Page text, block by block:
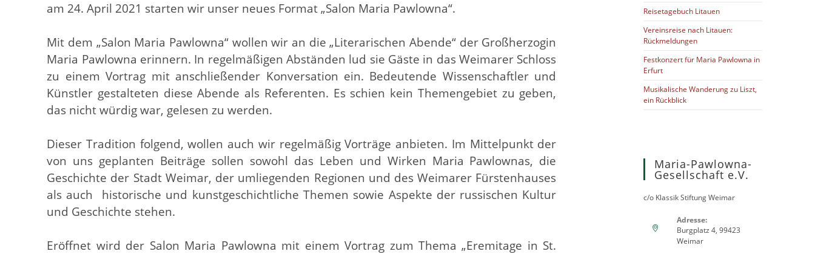
am 24. April 2021 starten wir unser neues Format „Salon Maria Pawlowna“.
Mit dem „Salon Maria Pawlowna“ wollen wir an die „Literarischen Abende“ der Großherzogin
Maria Pawlowna erinnern. In regelmäßigen Abständen lud sie Gäste in das Weimarer Schloss
zu einem Vortrag mit anschließender Konversation ein. Bedeutende Wissenschaftler und
Künstler gestalteten diese Abende als Referenten. Es schien kein Themengebiet zu geben,
das nicht würdig war, gelesen zu werden.
Dieser Tradition folgend, wollen auch wir regelmäßig Vorträge anbieten. Im Mittelpunkt der
von uns geplanten Beiträge sollen sowohl das Leben und Wirken Maria Pawlownas, die
Geschichte der Stadt Weimar, der umliegenden Regionen und des Weimarer Fürstenhauses
als auch historische und kunstgeschichtliche Themen sowie Aspekte der russischen Kultur
und Geschichte stehen.
Eröffnet wird der Salon Maria Pawlowna mit einem Vortrag zum Thema „Eremitage in St.
Reisetagebuch Litauen
Vereinsreise nach Litauen:
Rückmeldungen
Festkonzert für Maria Pawlowna in
Erfurt
Musikalische Wanderung zu Liszt,
ein Rückblick
Maria-Pawlowna-
Gesellschaft e.V.
c/o Klassik Stiftung Weimar
Adresse:
Burgplatz 4, 99423
Weimar